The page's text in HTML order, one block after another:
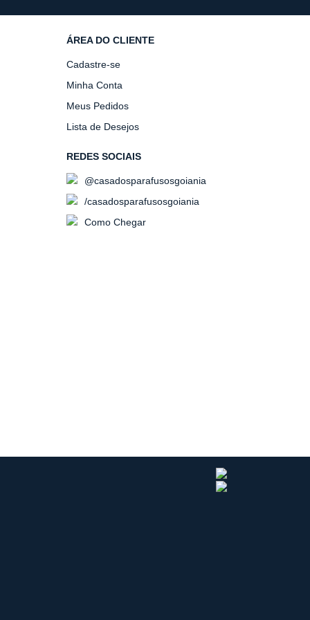
ÁREA DO CLIENTE
Cadastre-se
Minha Conta
Meus Pedidos
Lista de Desejos
REDES SOCIAIS
@casadosparafusosgoiania
/casadosparafusosgoiania
Como Chegar